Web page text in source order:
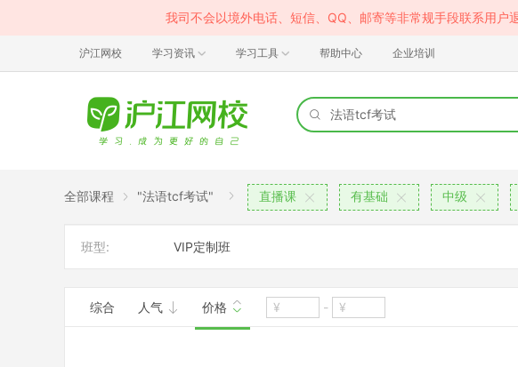
我司不会以境外电话、短信、QQ、邮寄等非常规手段联系用户
沪江网校 学习资讯 学习工具 帮助中心 企业培训
全部课程 "法语tcf考试" 直播课 有基础 中级
班型: VIP定制班
综合 人气 价格 -